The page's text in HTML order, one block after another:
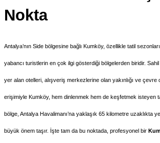
Nokta
Antalya’nın Side bölgesine bağlı Kumköy, özellikle tatil
yabancı turistlerin en çok ilgi gösterdiği bölgelerden biridir.
yer alan otelleri, alışveriş merkezlerine olan yakınlığı ve
erişimiyle Kumköy, hem dinlenmek hem de keşfetmek isteyen
bölge, Antalya Havalimanı’na yaklaşık 65 kilometre uzaklıkta
büyük önem taşır. İşte tam da bu noktada, profesyonel bir